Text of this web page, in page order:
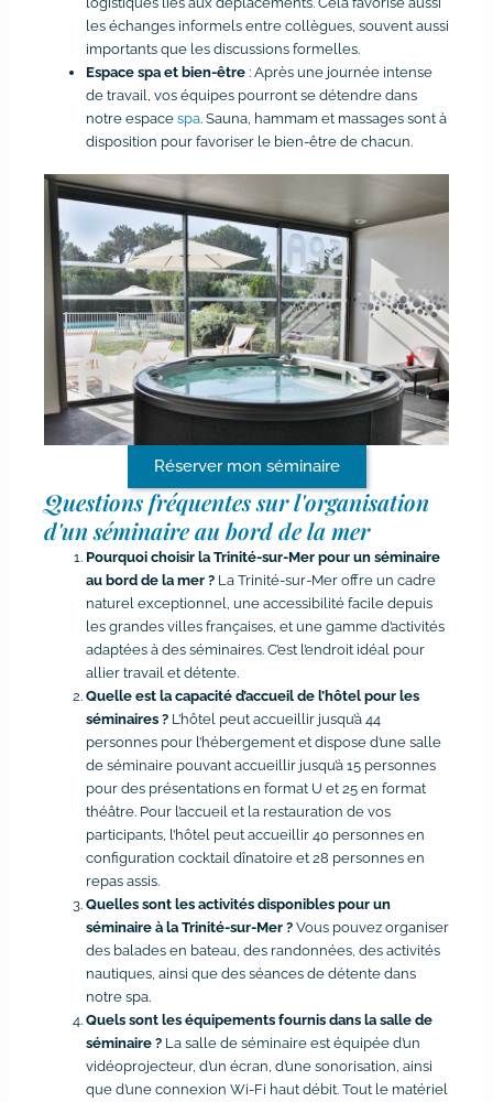
les échanges informels entre collègues, souvent aussi
importants que les discussions formelles.
Espace spa et bien-être: Après une journée intense
de travail, vos équipes pourront se détendre dans
notre espace spa. Sauna, hammam et massages sont à
disposition pour favoriser le bien-être de chacun.
Réserver mon séminaire
Questions fréquentes sur l'organisation
d'un séminaire au bord de la mer
Pourquoi choisir la Trinité-sur-Mer pour un séminaire
au bord de la mer ?La Trinité-sur-Mer offre un cadre
naturel exceptionnel, une accessibilité facile depuis
les grandes villes françaises, et une gamme d’activités
adaptées à des séminaires. C’est l’endroit idéal pour
allier travail et détente.
Quelle est la capacité d’accueil de l’hôtel pour les
séminaires ?L’hôtel peut accueillir jusqu’à 44
personnes pour l’hébergement et dispose d’une salle
de séminaire pouvant accueillir jusqu’à 15 personnes
pour des présentations en format U et 25 en format
théâtre. Pour l’accueil et la restauration de vos
participants, l’hôtel peut accueillir 40 personnes en
configuration cocktail dînatoire et 28 personnes en
repas assis.
Quelles sont les activités disponibles pour un
séminaire à la Trinité-sur-Mer ?Vous pouvez organiser
des balades en bateau, des randonnées, des activités
nautiques, ainsi que des séances de détente dans
notre spa.
Quels sont les équipements fournis dans la salle de
séminaire ?La salle de séminaire est équipée d’un
vidéoprojecteur, d’un écran, d’une sonorisation, ainsi
que d’une connexion Wi-Fi haut débit. Tout le matériel